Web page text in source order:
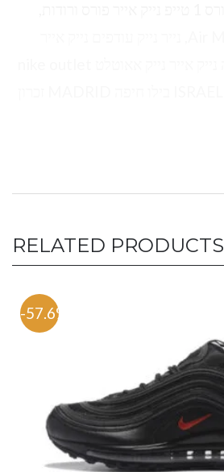
RELATED PRODUCTS
-57.6%